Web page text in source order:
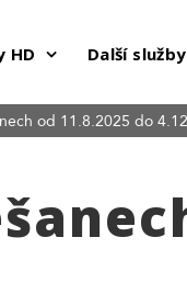
HD Další služby
od 11.8.2025 do